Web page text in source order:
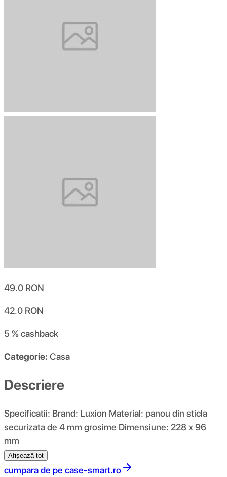
49.0 RON
42.0 RON
5 %cashback
Categorie: Casa
Descriere
Specificatii: Brand: Luxion Material: panou din sticla
securizata de 4 mm grosime Dimensiune: 228 x 96
mm
Afișează tot
cumpara de pe case-smart.ro